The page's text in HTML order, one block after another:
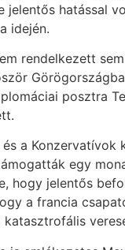
jelentős hatással
idején.
rendelkezett
posztra
a
egy
hogy jelentős
a francia